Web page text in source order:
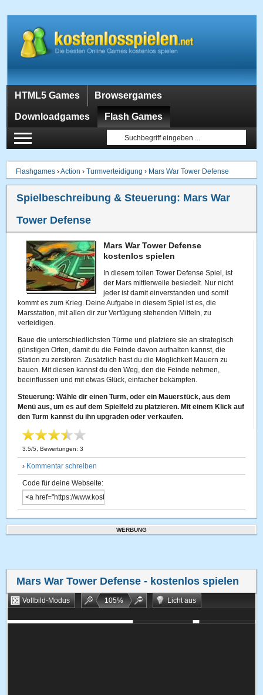
HTML5 Games Browsergames
Downloadgames Flash Games
Flashgames ›Action ›Turmverteidigung › Mars War Tower Defense
Spielbeschreibung & Steuerung: Mars War
Tower Defense
Mars War Tower Defense
kostenlos spielen
In diesem tollen Tower Defense Spiel, ist
der Mars mittlerweile besiedelt. Nur nicht
jeder ist damit einverstanden und somit
kommt es zum Krieg. Deine Aufgabe in diesem Spiel ist es, die
Marsstation, mit allen dir zur Verfügung stehenden Mitteln, zu
verteidigen.
Baue die unterschiedlichsten Türme und platziere sie an strategisch
günstigen Orten, damit du die Feinde davon aufhalten kannst, die
Station zu zerstören. Zusätzlich hast du die Möglichkeit Mauern zu
bauen. Mit diesen kannst du den Weg, den die Feinde nehmen,
beeinflussen und mit etwas Glück, einfacher bekämpfen.
Steuerung: Wähle dir einen Turm, oder ein Mauerstück, aus dem
Menü aus, um es auf dem Spielfeld zu platzieren. Mit einem Klick auf
den Turm kannst du ihn upgraden oder verkaufen.
3.5/5 , Bewertungen:3
› Kommentar schreiben
Code für deine Webseite:
WERBUNG
Mars War Tower Defense - kostenlos spielen
Vollbild-Modus 105%
Licht aus